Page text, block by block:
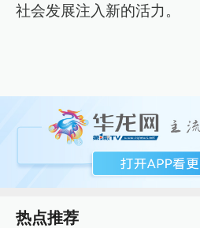
社会发展注入新的活力。
热点推荐